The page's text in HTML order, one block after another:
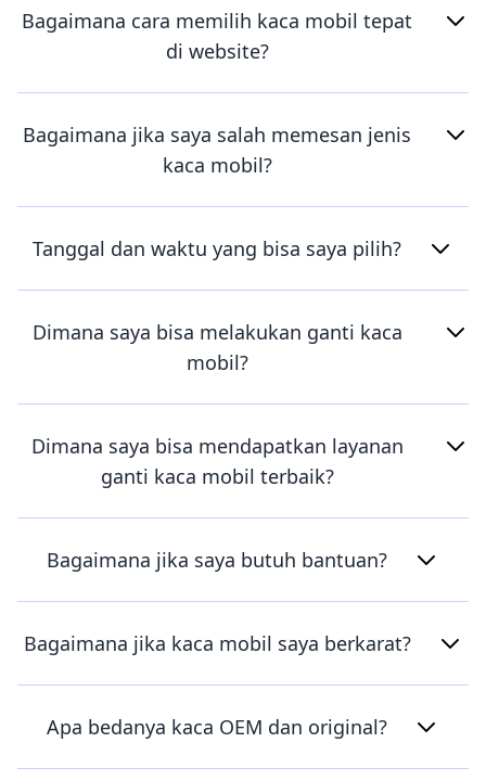
Bagaimana cara memilih kaca mobil tepat
di website?
Bagaimana jika saya salah memesan jenis
kaca mobil?
Tanggal dan waktu yang bisa saya pilih?
Dimana saya bisa melakukan ganti kaca
mobil?
Dimana saya bisa mendapatkan layanan
ganti kaca mobil terbaik?
Bagaimana jika saya butuh bantuan?
Bagaimana jika kaca mobil saya berkarat?
Apa bedanya kaca OEM dan original?